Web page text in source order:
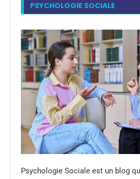
PSYCHOLOGIE SOCIALE
Psychologie Sociale est un blog